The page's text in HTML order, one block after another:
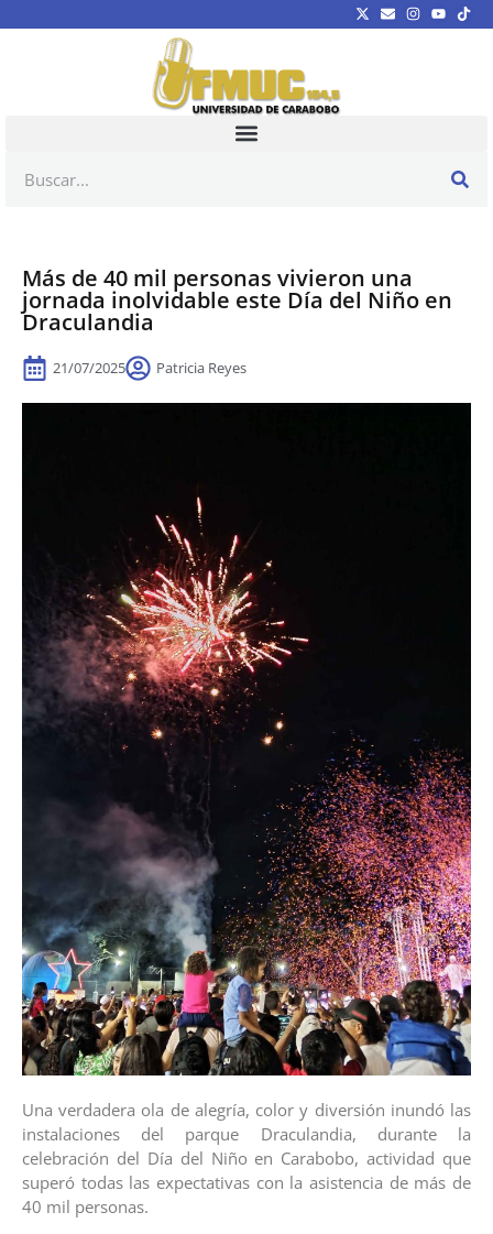
Más de 40 mil personas vivieron una
jornada inolvidable este Día del Niño en
Draculandia
21/07/2025 Patricia Reyes
Una verdadera ola de alegría, color y diversión inundó las
instalaciones del parque Draculandia, durante la
celebración del Día del Niño en Carabobo, actividad que
superó todas las expectativas con la asistencia de más de
40 mil personas.